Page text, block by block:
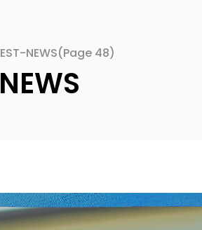
NEWS(Page 48)